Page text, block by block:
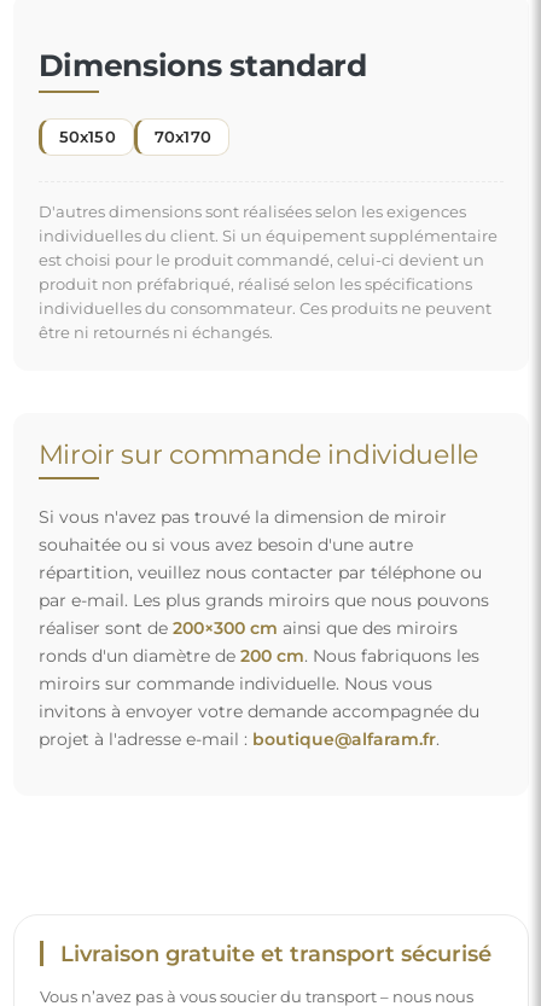
répartition, veuillez nous contacter par téléphone ou
par e-mail. Les plus grands miroirs que nous pouvons
réaliser sont de200×300 cm
ronds d'un diamètre de
invitons à envoyer votre demande accompagnée du
projet à l'adresse e-mail :boutique@alfaram.fr.
Livraison gratuite et transport sécurisé
occupons de faire en sorte que le miroir que vous avez
commandé arrive en toute sécurité entre vos mains, et ce,
complètement gratuitement. Nous disposons de notre
propre flotte de véhicules et de personnel formé, c’est
pourquoi nous pouvons vous garantir que le miroir arrivera
en parfait état, sans frais supplémentaires. Même si vous
commandez un miroir de grande taille, vous pouvez
compter sur une livraison rapide.
Découvrez notre processus d’emballage.